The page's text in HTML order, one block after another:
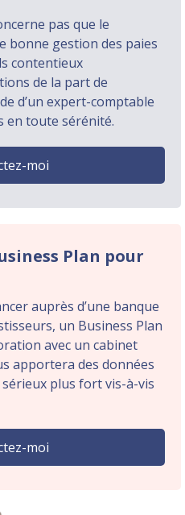
pas que le
bonne gestion des paies
contentieux
de la part de
d’un expert-comptable
en toute sérénité.
moi
Plan pour
auprès d’une banque
un Business Plan
avec un cabinet
apportera des données
plus fort vis-à-vis
moi